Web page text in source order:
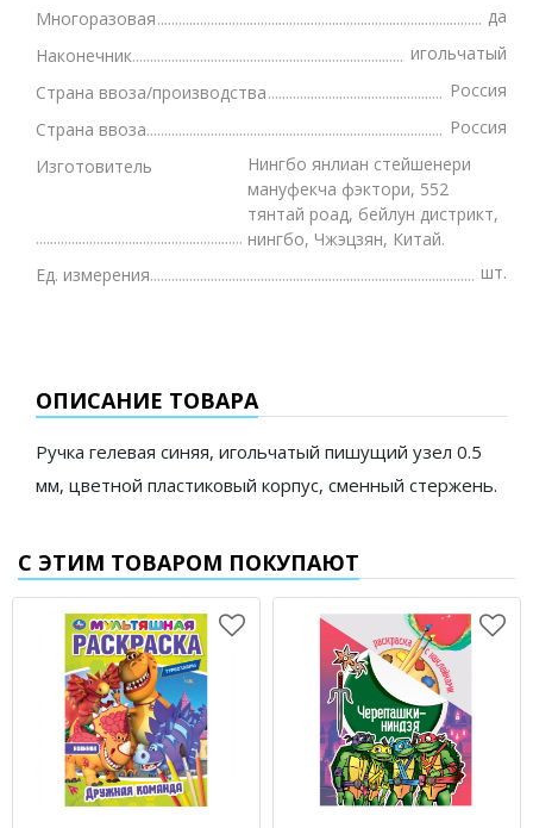
Многоразовая
да
Наконечник
игольчатый
Страна ввоза/производства
Россия
Страна ввоза
Россия
Изготовитель
Нингбо янлиан стейшенери
мануфекча фэктори, 552
тянтай роад, бейлун дистрикт,
нингбо, Чжэцзян, Китай.
Ед. измерения
шт.
ОПИСАНИЕ ТОВАРА
Ручка гелевая синяя, игольчатый пишущий узел 0.5
мм, цветной пластиковый корпус, сменный стержень.
С ЭТИМ ТОВАРОМ ПОКУПАЮТ